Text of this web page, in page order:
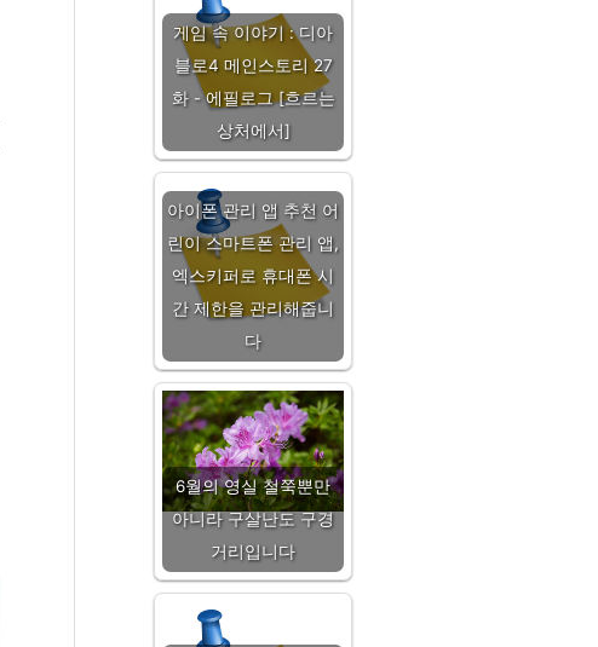
게임 속 이야기 : 디아
블로4 메인스토리 27
화 - 에필로그 [흐르는
상처에서]
아이폰 관리 앱 추천 어
린이 스마트폰 관리 앱,
엑스키퍼로 휴대폰 시
간 제한을 관리해줍니
다
6월의 영실 철쭉뿐만
아니라 구살난도 구경
거리입니다